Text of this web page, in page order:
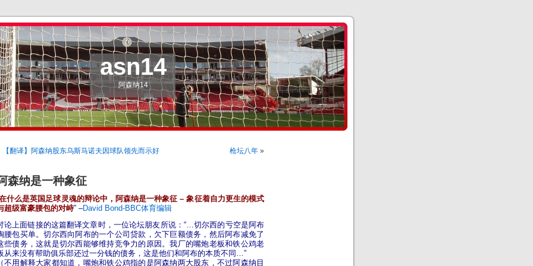
asn14
阿森纳14
【翻译】阿森纳股东乌斯马诺夫因球队领先而示好 枪坛八年 »
森纳是一种象征
什么是英国足球灵魂的辩论中，阿森纳是一种象征 – 象征着自力更生的模式
超级富豪腰包的对峙” –David Bond-BBC体育编辑
论上面链接的这篇翻译文章时，一位论坛朋友所说：“…切尔西的亏空是阿布
腰包买单。切尔西向阿布的一个公司贷款，欠下巨额债务，然后阿布减免了
些债务，这就是切尔西能够维持竞争力的原因。我厂的嘴炮老板和铁公鸡老
从来没有帮助俱乐部还过一分钱的债务，这是他们和阿布的本质不同…”
不用解释大家都知道，嘴炮和铁公鸡指的是阿森纳两大股东，不过阿森纳目